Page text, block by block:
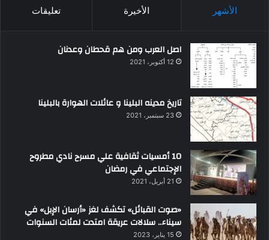
الأشهر الأخيرة تعليقات
اصل العرب ومن هم قحطان وعدنان
12 أكتوبر، 2021
تاريخ مدينه البلينا و عائلات الهوارة بالبلينا
23 سبتمبر، 2021
10 أمسيات ثقافية علي مسرح نادي مطروح
الإجتماعي في رمضان
21 أبريل، 2021
«صوت القبائل» تكشف لغز «أرسان الإبل» في
سيناء.. سلالات عريقة امتدت لمئات السنوات
15 يناير، 2023